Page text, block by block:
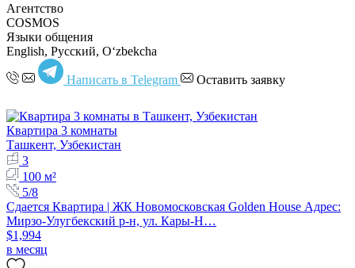
Агентство
COSMOS
Языки общения
English, Русский, Oʻzbekcha
Написать в Telegram Оставить заявку
Квартира 3 комнаты
Ташкент, Узбекистан
3
100 м²
5/8
Сдается Квартира | ЖК Новомосковская Golden House Адрес:
Мирзо-Улугбекский р-н, ул. Кары-Н…
$1,994
в месяц